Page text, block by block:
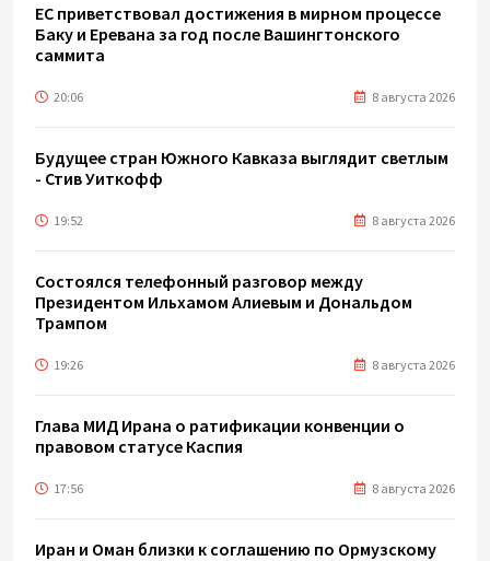
ЕС приветствовал достижения в мирном процессе
Баку и Еревана за год после Вашингтонского
саммита
20:06 8 августа 2026
Будущее стран Южного Кавказа выглядит светлым
- Стив Уиткофф
19:52 8 августа 2026
Состоялся телефонный разговор между
Президентом Ильхамом Алиевым и Дональдом
Трампом
19:26 8 августа 2026
Глава МИД Ирана о ратификации конвенции о
правовом статусе Каспия
17:56 8 августа 2026
Иран и Оман близки к соглашению по Ормузскому